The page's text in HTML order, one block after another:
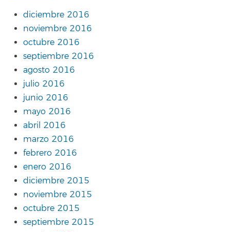
diciembre 2016
noviembre 2016
octubre 2016
septiembre 2016
agosto 2016
julio 2016
junio 2016
mayo 2016
abril 2016
marzo 2016
febrero 2016
enero 2016
diciembre 2015
noviembre 2015
octubre 2015
septiembre 2015